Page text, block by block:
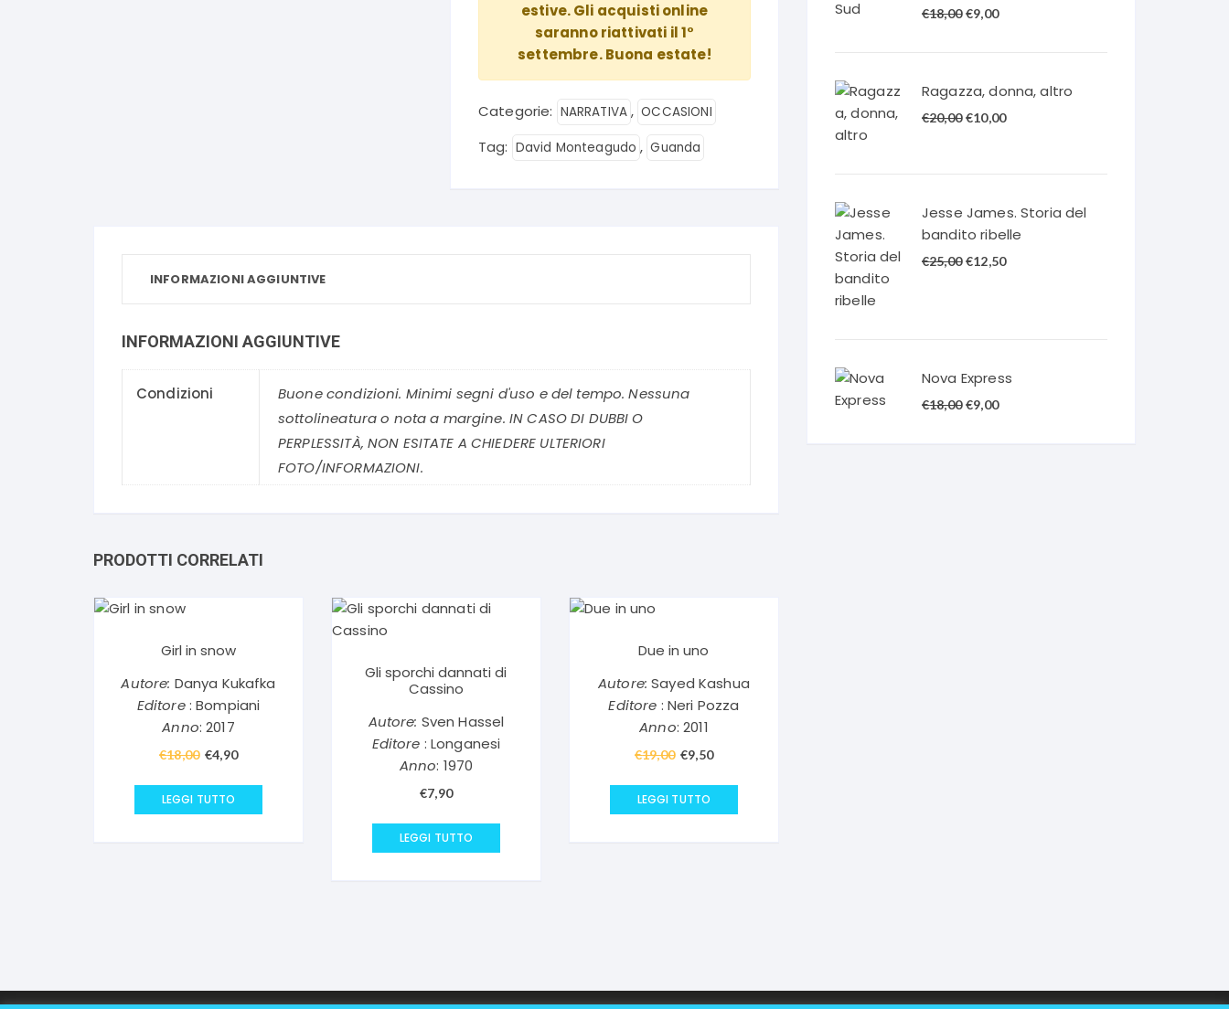
estive. Gli acquisti online
saranno riattivati il 1°
settembre. Buona estate!
Categorie: NARRATIVA , OCCASIONI
Tag: David Monteagudo , Guanda
INFORMAZIONI AGGIUNTIVE
INFORMAZIONI AGGIUNTIVE
Condizioni
Buone condizioni. Minimi segni d'uso e del tempo. Nessuna
sottolineatura o nota a margine. IN CASO DI DUBBI O
PERPLESSITÀ, NON ESITATE A CHIEDERE ULTERIORI
FOTO/INFORMAZIONI.
PRODOTTI CORRELATI
Girl in snow
Autore: Danya Kukafka
Editore: Bompiani
Anno: 2017
€18,00 Il
originale
€4,90Il
LEGGI TUTTO
Gli sporchi dannati di
Cassino
Autore: Sven Hassel
Editore : Longanesi
Anno: 1970
€7,90
LEGGI TUTTO
Due in uno
Autore: Sayed Kashua
Editore : Neri Pozza
Anno: 2011
€19,00 Il
originale
€9,50Il
LEGGI TUTTO
€18,00 Il
€18,00.
€9,00Il
€9,00.
Ragazza, donna, altro
€20,00 Il
€20,00.
€10,00Il
€10,00.
Jesse James. Storia del
bandito ribelle
€25,00 Il
€12,50Il
Nova Express
€18,00 Il
€9,00Il